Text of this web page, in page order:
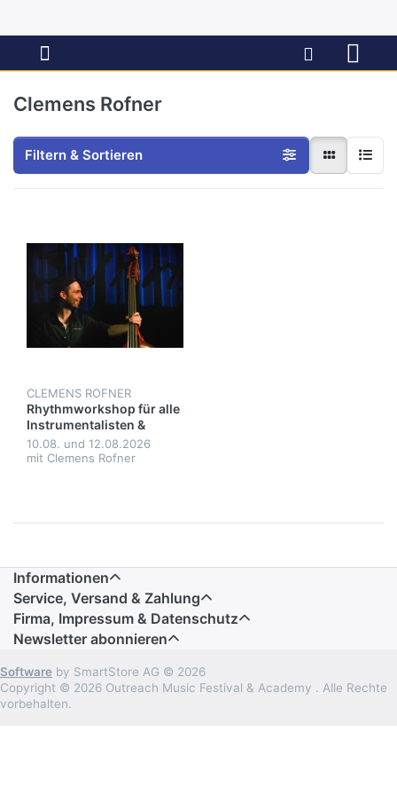
Clemens Rofner
Filtern & Sortieren
CLEMENS ROFNER
Rhythmworkshop für alle
Instrumentalisten &
Vocalisten 2026
10.08. und 12.08.2026
mit Clemens Rofner
Informationen
Service, Versand & Zahlung
Firma, Impressum & Datenschutz
Newsletter abonnieren
Software by SmartStore AG © 2026
Copyright © 2026 Outreach Music Festival & Academy . Alle Rechte
vorbehalten.